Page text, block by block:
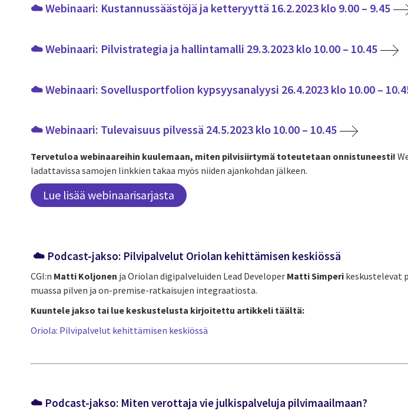
☁️ Webinaari: Kustannussäästöjä ja ketteryyttä 16.2.2023 klo 9.00 – 9.45
☁️ Webinaari: Pilvistrategia ja hallintamalli 29.3.2023 klo 10.00 – 10.45
☁️ Webinaari: Sovellusportfolion kypsyysanalyysi 26.4.2023 klo 10.00 –
☁️ Webinaari: Tulevaisuus pilvessä 24.5.2023 klo 10.00 – 10.45
Tervetuloa webinaareihin kuulemaan, miten pilvisiirtymä toteutetaan onnistuneesti!
ladattavissa samojen linkkien takaa myös niiden ajankohdan jälkeen.
Lue lisää webinaarisarjasta
☁️ Podcast-jakso: Pilvipalvelut Oriolan kehittämisen keskiössä
CGI:n Matti Koljonen ja Oriolan digipalveluiden Lead Developer Matti Simperi keskustelevat
muassa pilven ja on-premise-ratkaisujen integraatiosta.
Kuuntele jakso tai lue keskustelusta kirjoitettu artikkeli täältä:
Oriola: Pilvipalvelut kehittämisen keskiössä
☁️ Podcast-jakso: Miten verottaja vie julkispalveluja pilvimaailmaan?